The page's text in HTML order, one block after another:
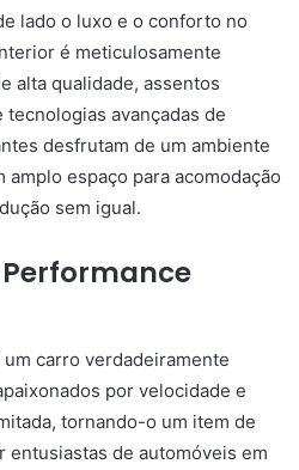
lado o luxo e o conforto no
é meticulosamente
alta qualidade, assentos
avançadas de
desfrutam de um ambiente
espaço para acomodação
sem igual.
Performance
carro verdadeiramente
por velocidade e
tornando-o um item de
entusiastas de automóveis em